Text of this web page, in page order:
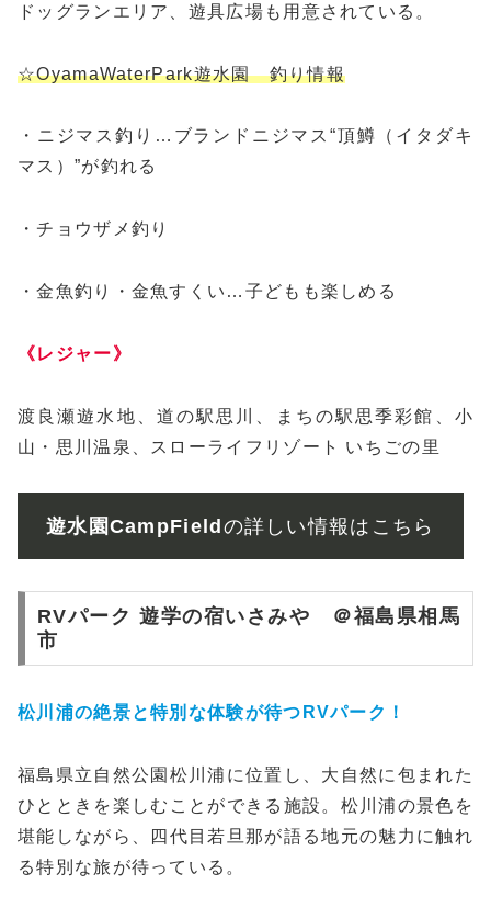
ドッグランエリア、遊具広場も用意されている。
☆OyamaWaterPark遊水園 釣り情報
・ニジマス釣り…ブランドニジマス“頂鱒（イタダキ
マス）”が釣れる
・チョウザメ釣り
・金魚釣り・金魚すくい…子どもも楽しめる
《レジャー》
渡良瀬遊水地、道の駅思川、まちの駅思季彩館、小
山・思川温泉、スローライフリゾート いちごの里
遊水園CampField の詳しい情報はこちら
RVパーク 遊学の宿いさみや ＠福島県相馬
市
松川浦の絶景と特別な体験が待つRVパーク！
福島県立自然公園松川浦に位置し、大自然に包まれた
ひとときを楽しむことができる施設。松川浦の景色を
堪能しながら、四代目若旦那が語る地元の魅力に触れ
る特別な旅が待っている。